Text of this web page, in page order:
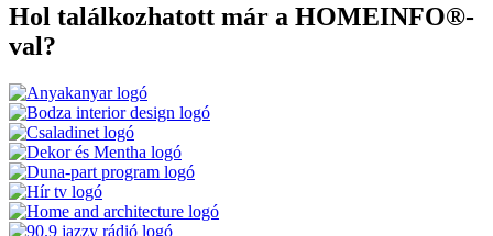
Hol találkozhatott már a HOMEINFO®-
val?